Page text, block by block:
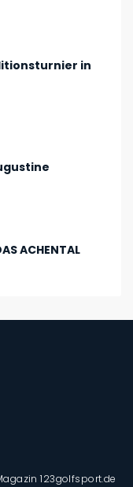
in
ACHENTAL
123golfsport.de